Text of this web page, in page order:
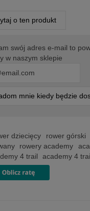
o ten produkt
swój adres e-mail to
w naszym sklepie
mnie kiedy będzie
dziecięcy rower górski
rowery academy
4 trail
academy 4